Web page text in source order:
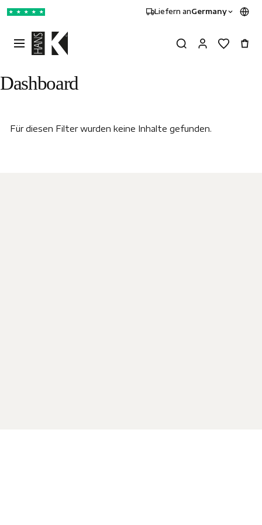
★ ★ ★ ★ ★ Liefern anGermany
Dashboard
Für diesen Filter wurden keine Inhalte gefunden.